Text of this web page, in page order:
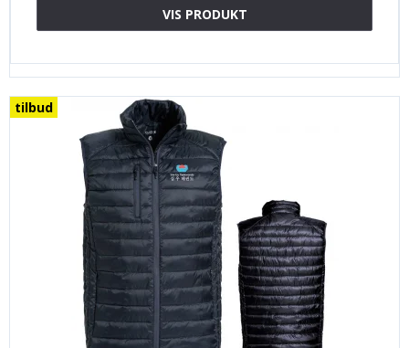
VIS PRODUKT
tilbud